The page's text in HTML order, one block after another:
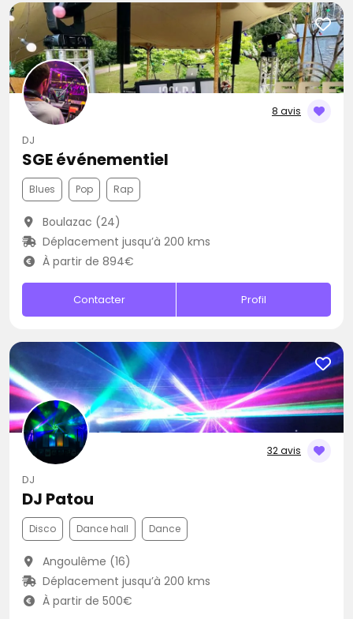
8 avis
DJ
SGE événementiel
Blues Pop Rap
Boulazac (24)
Déplacement jusqu’à 200 kms
À partir de 894€
Contacter Profil
32 avis
DJ
DJ Patou
Disco Dance hall Dance
Angoulême (16)
Déplacement jusqu’à 200 kms
À partir de 500€